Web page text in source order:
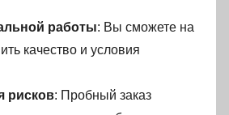
работы: Вы сможете на
качество и условия
рисков: Пробный заказ